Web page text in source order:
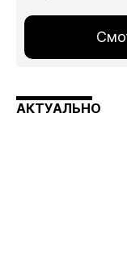
АКТУАЛЬНО